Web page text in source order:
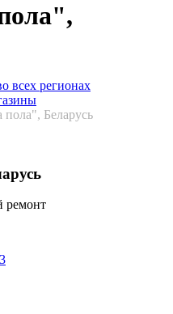
всех регионах
Беларусь
ремонт